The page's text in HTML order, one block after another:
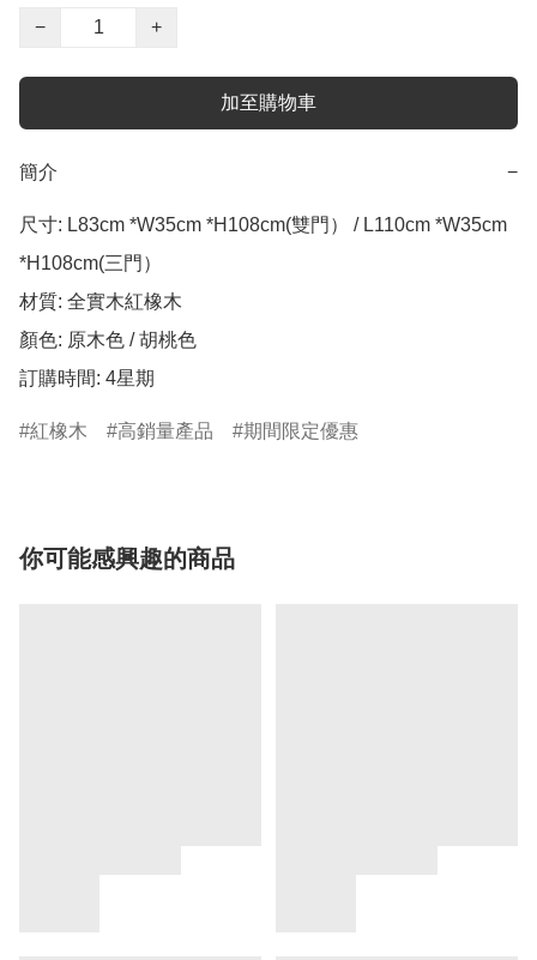
−
+
加至購物車
簡介 −
尺寸: L83cm *W35cm *H108cm(雙門） / L110cm *W35cm
*H108cm(三門）
材質: 全實木紅橡木
顏色: 原木色 / 胡桃色
訂購時間: 4星期
紅橡木 高銷量產品 期間限定優惠
你可能感興趣的商品